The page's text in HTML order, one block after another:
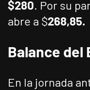
$280. Por su
abre a $268,85.
Balance del
En la jornada